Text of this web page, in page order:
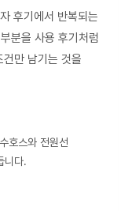
후기에서 반복되는
분을 사용 후기처럼
만 남기는 것을
호스와 전원선
니다.